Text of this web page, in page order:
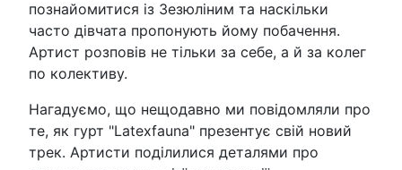
познайомитися із Зезюліним та наскільки
часто дівчата пропонують йому побачення.
Артист розповів не тільки за себе, а й за колег
по колективу.
Нагадуємо, що нещодавно ми повідомляли про
те, як гурт "Latexfauna" презентує свій новий
трек. Артисти поділилися деталями про